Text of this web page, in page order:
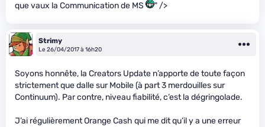
que vaux la Communication de MS
" />
Strimy
Le 26/04/2017 à 16h20
Soyons honnête, la Creators Update n’apporte de toute façon
strictement que dalle sur Mobile (à part 3 merdouilles sur
Continuum). Par contre, niveau fiabilité, c’est la dégringolade.
J’ai régulièrement Orange Cash qui me dit qu’il y a une erreur